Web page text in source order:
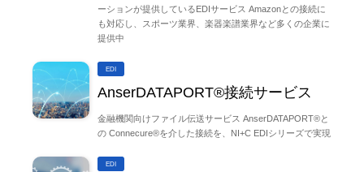
ーションが提供しているEDIサービス Amazonとの接続に
も対応し、スポーツ業界、楽器楽譜業界など多くの企業に
提供中
EDI
AnserDATAPORT®接続サービス
金融機関向けファイル伝送サービス AnserDATAPORT®と
の Connecure®を介した接続を、NI+C EDIシリーズで実現
EDI